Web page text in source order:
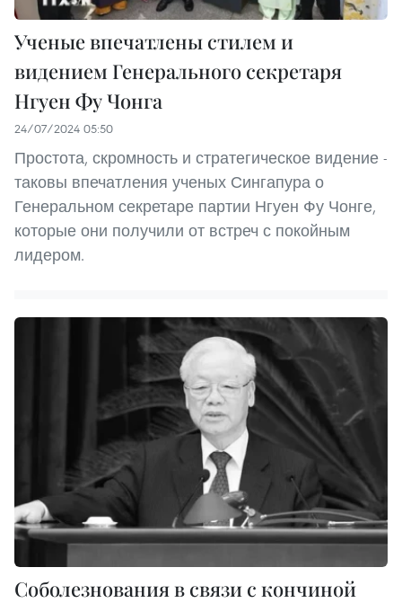
Ученые впечатлены стилем и
видением Генерального секретаря
Нгуен Фу Чонга
24/07/2024 05:50
Простота, скромность и стратегическое видение -
таковы впечатления ученых Сингапура о
Генеральном секретаре партии Нгуен Фу Чонге,
которые они получили от встреч с покойным
лидером.
Соболезнования в связи с кончиной